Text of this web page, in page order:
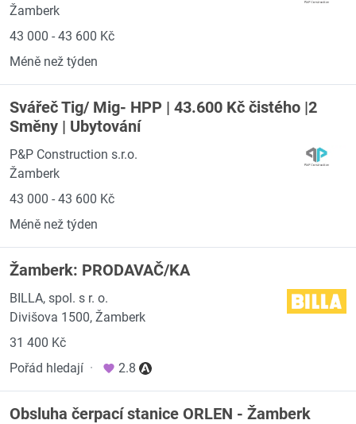
Žamberk
43 000 - 43 600 Kč
Méně než týden
Svářeč Tig/ Mig- HPP | 43.600 Kč čistého |2
Směny | Ubytování
P&P Construction s.r.o.
Žamberk
43 000 - 43 600 Kč
Méně než týden
Žamberk: PRODAVAČ/KA
BILLA, spol. s r. o.
Divišova 1500, Žamberk
31 400 Kč
Pořád hledají · 2.8
Obsluha čerpací stanice ORLEN - Žamberk